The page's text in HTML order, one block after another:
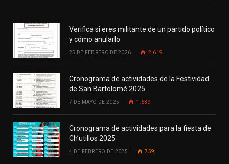
Verifica si eres militante de un partido político
y cómo anularlo
25 DE FEBRERO DE 2026 2.619
Cronograma de actividades de la Festividad
de San Bartolomé 2025
7 DE MAYO DE 2025 1.639
Cronograma de actividades para la fiesta de
Ch’utillos 2025
4 DE FEBRERO DE 2025 759